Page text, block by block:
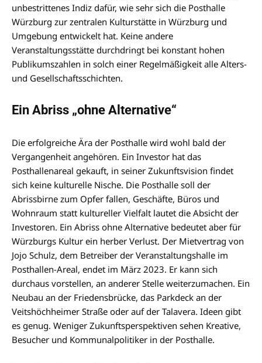
unbestrittenes Indiz dafür, wie sehr sich die Posthalle
Würzburg zur zentralen Kulturstätte in Würzburg und
Umgebung entwickelt hat. Keine andere
Veranstaltungsstätte durchdringt bei konstant hohen
Publikumszahlen in solch einer Regelmäßigkeit alle Alters-
und Gesellschaftsschichten.
Ein Abriss „ohne Alternative“
Die erfolgreiche Ära der Posthalle wird wohl bald der
Vergangenheit angehören. Ein Investor hat das
Posthallenareal gekauft, in seiner Zukunftsvision findet
sich keine kulturelle Nische. Die Posthalle soll der
Abrissbirne zum Opfer fallen, Geschäfte, Büros und
Wohnraum statt kultureller Vielfalt lautet die Absicht der
Investoren. Ein Abriss ohne Alternative bedeutet aber für
Würzburgs Kultur ein herber Verlust. Der Mietvertrag von
Jojo Schulz, dem Betreiber der Veranstaltungshalle im
Posthallen-Areal, endet im März 2023. Er kann sich
durchaus vorstellen, an anderer Stelle weiterzumachen. Ein
Neubau an der Friedensbrücke, das Parkdeck an der
Veitshöchheimer Straße oder auf der Talavera. Ideen gibt
es genug. Weniger Zukunftsperspektiven sehen Kreative,
Besucher und Kommunalpolitiker in der Posthalle.